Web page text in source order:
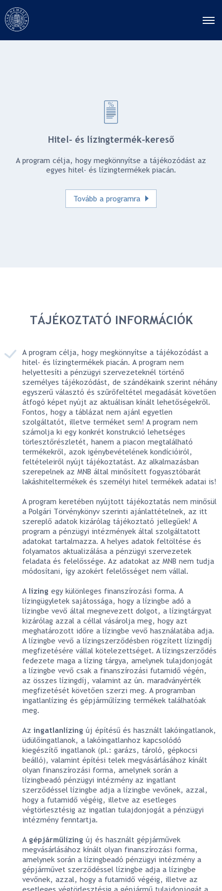
Hitel- és lízingtermék-kereső
A program célja, hogy megkönnyítse a tájékozódást az
egyes hitel- és lízingtermékek piacán.
Tovább a programra
TÁJÉKOZTATÓ INFORMÁCIÓK
A program célja, hogy megkönnyítse a tájékozódást a
hitel- és lízingtermékek piacán. A program nem
helyettesíti a pénzügyi szervezeteknél történő
személyes tájékozódást, de szándékaink szerint néhány
egyszerű választó és szűrőfeltétel megadását követően
átfogó képet nyújt az aktuálisan kínált lehetőségekről.
Fontos, hogy a táblázat nem ajánl egyetlen
szolgáltatót, illetve terméket sem! A program nem
számolja ki egy konkrét konstrukció lehetséges
törlesztőrészletét, hanem a piacon megtalálható
termékekről, azok igénybevételének kondícióiról,
feltételeiről nyújt tájékoztatást. Az alkalmazásban
szerepelnek az MNB által minősített fogyasztóbarát
lakáshiteltermékek és személyi hitel termékek adatai is!
A program keretében nyújtott tájékoztatás nem minősül
a Polgári Törvénykönyv szerinti ajánlattételnek, az itt
szereplő adatok kizárólag tájékoztató jellegűek! A
program a pénzügyi intézmények által szolgáltatott
adatokat tartalmazza. A helyes adatok feltöltése és
folyamatos aktualizálása a pénzügyi szervezetek
feladata és felelőssége. Az adatokat az MNB nem tudja
módosítani, így azokért felelősséget nem vállal.
A lízing egy különleges finanszírozási forma. A
lízingügyletek sajátossága, hogy a lízingbe adó a
lízingbe vevő által megnevezett dolgot, a lízingtárgyat
kizárólag azzal a céllal vásárolja meg, hogy azt
meghatározott időre a lízingbe vevő használatába adja.
A lízingbe vevő a lízingszerződésben rögzített lízingdíj
megfizetésére vállal kötelezettséget. A lízingszerződés
fedezete maga a lízing tárgya, amelynek tulajdonjogát
a lízingbe vevő csak a finanszírozási futamidő végén,
az összes lízingdíj, valamint az ún. maradványérték
megfizetését követően szerzi meg. A programban
ingatlanlízing és gépjárműlízing termékek találhatóak
meg.
Az ingatlanlízing új építésű és használt lakóingatlanok,
üdülőingatlanok, a lakóingatlanhoz kapcsolódó
kiegészítő ingatlanok (pl.: garázs, tároló, gépkocsi
beálló), valamint építési telek megvásárlásához kínált
olyan finanszírozási forma, amelynek során a
lízingbeadó pénzügyi intézmény az ingatlant
szerződéssel lízingbe adja a lízingbe vevőnek, azzal,
hogy a futamidő végéig, illetve az esetleges
végtörlesztésig az ingatlan tulajdonjogát a pénzügyi
intézmény fenntartja.
A gépjárműlízing új és használt gépjárművek
megvásárlásához kínált olyan finanszírozási forma,
amelynek során a lízingbeadó pénzügyi intézmény a
gépjárművet szerződéssel lízingbe adja a lízingbe
vevőnek, azzal, hogy a futamidő végéig, illetve az
esetleges végtörlesztésig a gépjármű tulajdonjogát a